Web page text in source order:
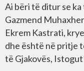
Ai bëri të ditur se
Gazmend
Ekrem Kastrati,
dhe është në pritje
të Gjakovës,